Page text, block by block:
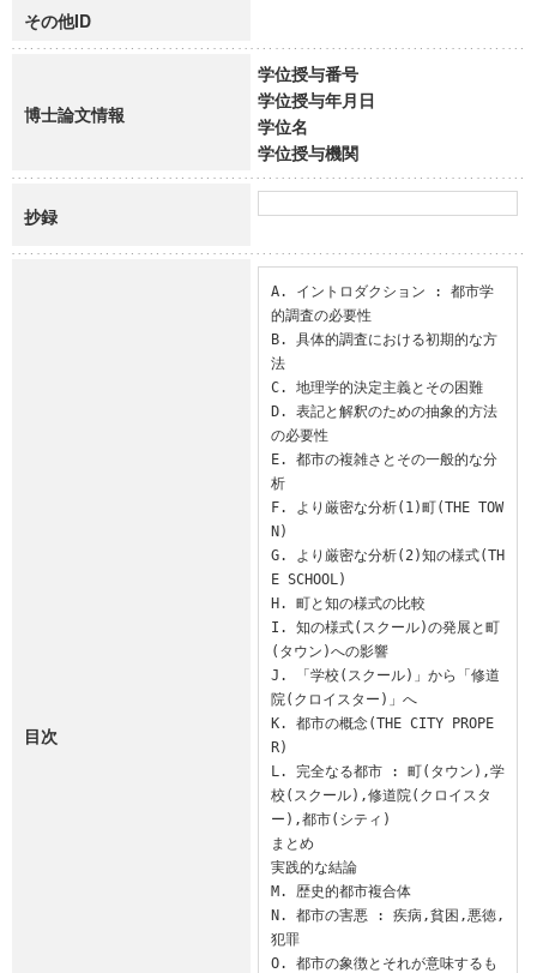
その他ID
博士論文情報
学位授与番号
学位授与年月日
学位名
学位授与機関
抄録
目次
A. イントロダクション : 都市学
的調査の必要性
B. 具体的調査における初期的な方
法
C. 地理学的決定主義とその困難
D. 表記と解釈のための抽象的方法
の必要性
E. 都市の複雑さとその一般的な分
析
F. より厳密な分析(1)町(THE TOW
N)
G. より厳密な分析(2)知の様式(TH
E SCHOOL)
H. 町と知の様式の比較
I. 知の様式(スクール)の発展と町
(タウン)への影響
J. 「学校(スクール)」から「修道
院(クロイスター)」へ
K. 都市の概念(THE CITY PROPE
R)
L. 完全なる都市 : 町(タウン),学
校(スクール),修道院(クロイスタ
ー),都市(シティ)
まとめ
実践的な結論
M. 歴史的都市複合体
N. 都市の害悪 : 疾病,貧困,悪徳,
犯罪
O. 都市の象徴とそれが意味するも